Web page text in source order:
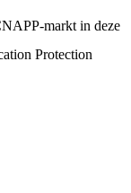
markt in deze
Protection